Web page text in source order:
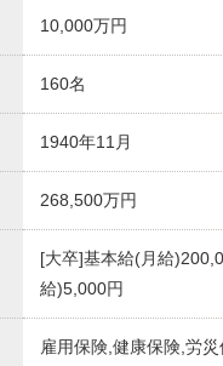
10,000万円
160名
1940年11月
268,500万円
[大卒]基本給(月給
給)5,000円
雇用保険,健康保険,労